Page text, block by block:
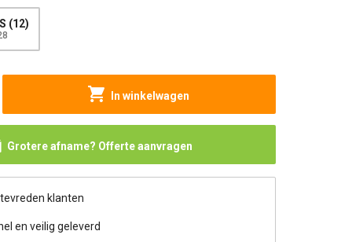
(12)
In winkelwagen
Grotere afname? Offerte aanvragen
klanten
en veilig geleverd